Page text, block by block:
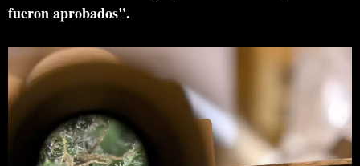
fueron aprobados".